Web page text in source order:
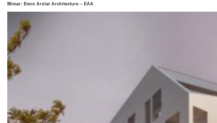
Mimar: Emre Arolat Architecture – EAA